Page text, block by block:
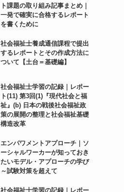
ト課題の取り組み記事まとめ｜
一発で確実に合格するレポート
を書くために
社会福祉士養成通信課程で提出
するレポートとその作成方法に
ついて【土台＝基礎編】
社会福祉士学習の記録｜レポー
ト(11) 第3回(1)『現代社会と福
祉』(b) 日本の戦後社会福祉政
策の展開の整理と社会福祉基礎
構造改革
エンパワメントアプローチ｜ソ
ーシャルワーカーが知っておき
たいモデル・アプローチの学び
～試験対策を超えて
社会福祉士学習の記録｜レポー